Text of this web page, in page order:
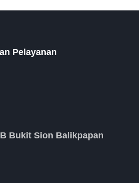
Pelayanan
Bukit Sion Balikpapan